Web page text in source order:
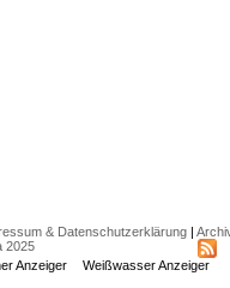
& Datenschutzerklärung|
2025
Anzeiger
Weißwasser Anzeiger